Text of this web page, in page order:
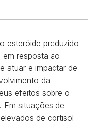
esteróide produzido
em resposta ao
atuar e impactar de
da
efeitos sobre o
Em situações de
de cortisol